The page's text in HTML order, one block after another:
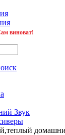
виноват!
Звук